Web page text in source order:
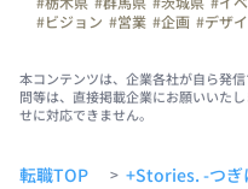
#ビジョン #営業 #企画 #デザ
本コンテンツは、企業各社が自ら発
問等は、直接掲載企業にお願いいた
せに対応できません。
転職TOP > +Stories. -つぎ